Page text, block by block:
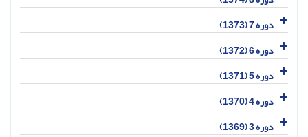
دوره 7 (1373)
دوره 6 (1372)
دوره 5 (1371)
دوره 4 (1370)
دوره 3 (1369)